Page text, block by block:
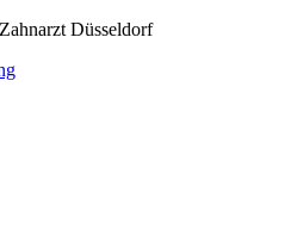
Düsseldorf